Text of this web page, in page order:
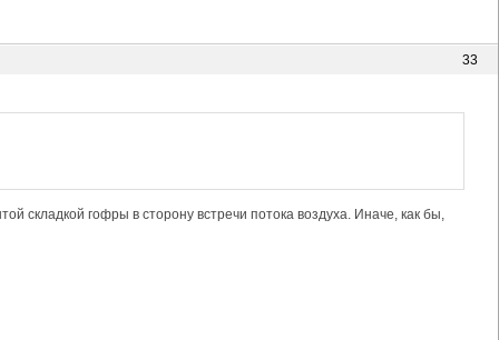
33
складкой гофры в сторону встречи потока воздуха. Иначе, как бы,